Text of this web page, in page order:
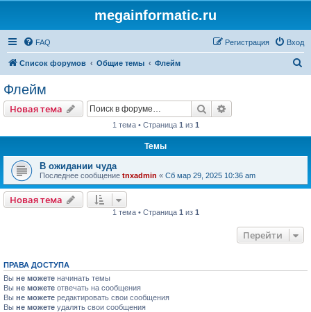
megainformatic.ru
FAQ Вход
Регистрация
Список форумов Общие темы Флейм
Флейм
Новая тема Поиск
1 тема • Страница 1 из 1
Темы
В ожидании чуда
Последнее сообщение tnxadmin « Сб мар 29, 2025 10:36 am
Новая тема
1 тема • Страница 1 из 1
Перейти
ПРАВА ДОСТУПА
Вы не можете начинать темы
Вы не можете отвечать на сообщения
Вы не можете редактировать свои сообщения
Вы не можете удалять свои сообщения